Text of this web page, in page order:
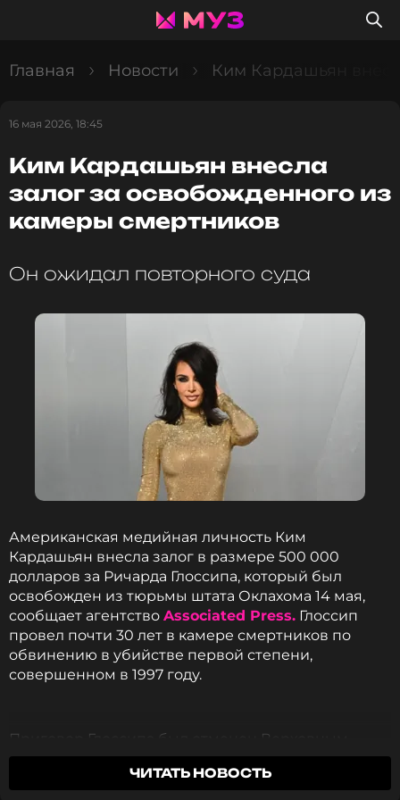
Главная Новости Ким Кардашьян
16 мая 2026, 18:45
Ким Кардашьян внесла
залог за освобожденного из
камеры смертников
Он ожидал повторного суда
Американская медийная личность Ким
Кардашьян внесла залог в размере 500 000
долларов за Ричарда Глоссипа, который был
освобожден из тюрьмы штата Оклахома 14 мая,
сообщает агентство Associated Press. Глоссип
провел почти 30 лет в камере смертников по
обвинению в убийстве первой степени,
совершенном в 1997 году.
Приговор Глоссипа был отменен Верховным
судом США в феврале 2025 года. Суд установил,
что прокуроры на первоначальном судебном
ЧИТАТЬ НОВОСТЬ